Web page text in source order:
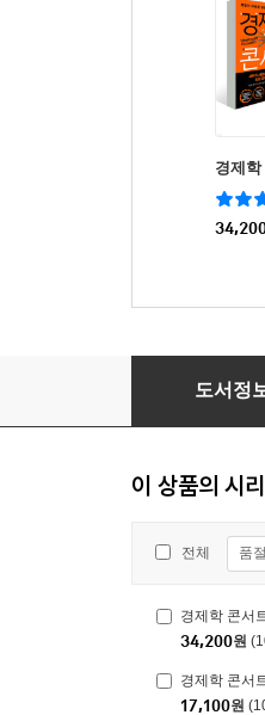
경제
경제학 콘서트 1
도서정
이 상품의 시
전체 품
경제학 콘서
34,200원
경제학 콘서
17,100원